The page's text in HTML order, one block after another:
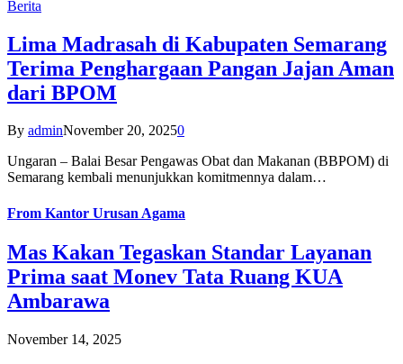
Berita
Lima Madrasah di Kabupaten Semarang
Terima Penghargaan Pangan Jajan Aman
dari BPOM
By adminNovember 20, 20250
Ungaran – Balai Besar Pengawas Obat dan Makanan (BBPOM) di
Semarang kembali menunjukkan komitmennya dalam…
From Kantor Urusan Agama
Mas Kakan Tegaskan Standar Layanan
Prima saat Monev Tata Ruang KUA
Ambarawa
November 14, 2025